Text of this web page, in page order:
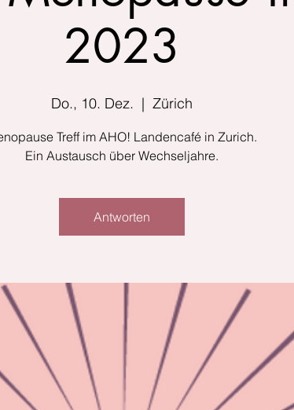
2023
Do., 10. Dez.
  |
Zürich
Treff im AHO! Landencafé in Zurich.
Ein Austausch über Wechseljahre.
Antworten